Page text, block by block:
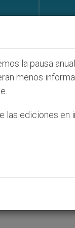
(y no sólo)
domingo
la pausa
menos
las ediciones en